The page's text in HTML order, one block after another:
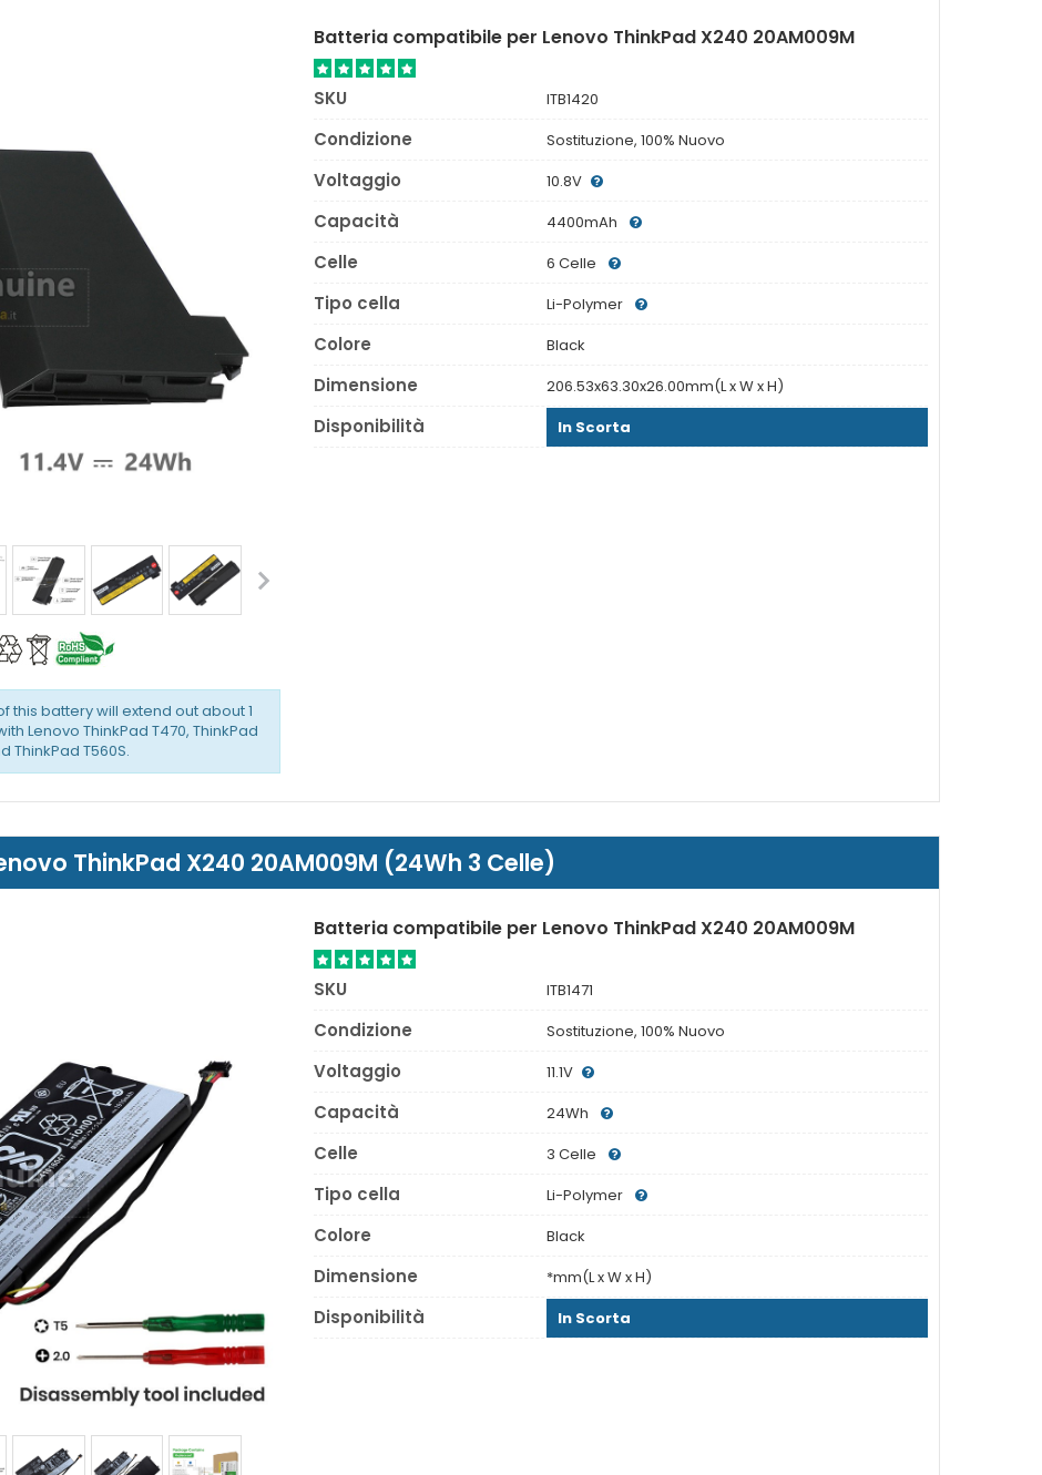
this battery will extend out about 1
Lenovo ThinkPad T470, ThinkPad
ThinkPad T560S.
Batteria compatibile per Lenovo ThinkPad X240 20AM009M
SKU ITB1420
Condizione Sostituzione, 100% Nuovo
Voltaggio 10.8V
Capacità 4400mAh
Celle 6 Celle
Tipo cella Li-Polymer
Colore Black
Dimensione 206.53x63.30x26.00mm(L x W x H)
Disponibilità In Scorta
ThinkPad X240 20AM009M (24Wh 3 Celle)
Batteria compatibile per Lenovo ThinkPad X240 20AM009M
SKU ITB1471
Condizione Sostituzione, 100% Nuovo
Voltaggio 11.1V
Capacità 24Wh
Celle 3 Celle
Tipo cella Li-Polymer
Colore Black
Dimensione *mm(L x W x H)
Disponibilità In Scorta